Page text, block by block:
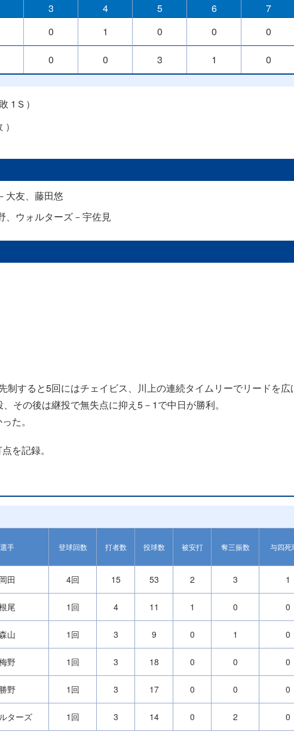
3 4 5 6
7
0 1 0 0 0
0 0 3 1 0
1Ｓ）
大友、藤田悠
、ウォルターズ－宇佐見
制すると5回にはチェイビス、川上の連続タイムリーでリードを広
その後は継投で無失点に抑え5－1で中日が勝利。
た。
を記録。
選手 登球回数 打者数 投球数 被安打 奪三振数 与四死
岡田 4回 15 53 2 3 1
尾 1回 4 11 1 0 0
山 1回 3 9 0 1 0
野 1回 3 18 0 0 0
勝野 1回 3 17 0 0 0
ターズ 1回 3 14 0 2 0